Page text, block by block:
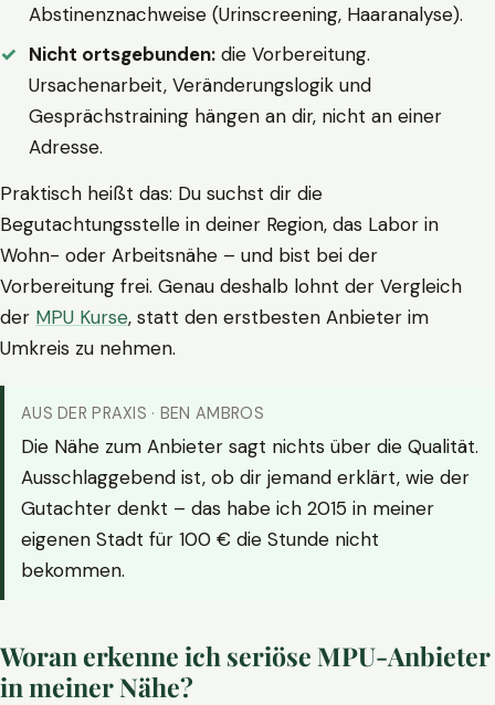
Abstinenznachweise (Urinscreening, Haaranalyse).
Nicht ortsgebunden: die Vorbereitung.
Ursachenarbeit, Veränderungslogik und
Gesprächstraining hängen an dir, nicht an einer
Adresse.
Praktisch heißt das: Du suchst dir die
Begutachtungsstelle in deiner Region, das Labor in
Wohn- oder Arbeitsnähe – und bist bei der
Vorbereitung frei. Genau deshalb lohnt der Vergleich
der MPU Kurse, statt den erstbesten Anbieter im
Umkreis zu nehmen.
AUS DER PRAXIS · BEN AMBROS
Die Nähe zum Anbieter sagt nichts über die Qualität.
Ausschlaggebend ist, ob dir jemand erklärt, wie der
Gutachter denkt – das habe ich 2015 in meiner
eigenen Stadt für 100 € die Stunde nicht
bekommen.
Woran erkenne ich seriöse MPU-Anbieter
in meiner Nähe?